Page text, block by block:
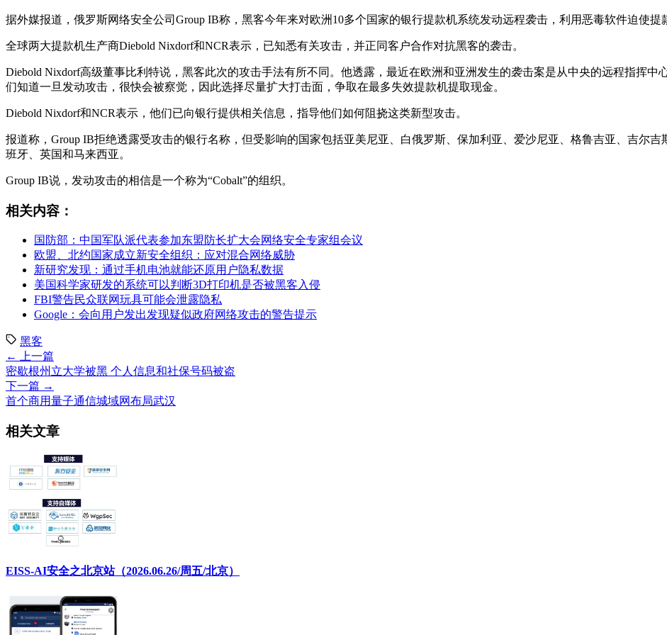
据外媒报道，俄罗斯网络安全公司Group IB称，黑客今年来对欧洲10多个国家的银行提款机系统发动远程袭击，利用恶毒软件迫使提
全球两大提款机生产商Diebold Nixdorf和NCR表示，已知悉有关攻击，并正同客户合作对抗黑客的袭击。
Diebold Nixdorf高级董事比利特说，黑客此次的攻击手法有所不同。他透露，最近在欧洲和亚洲发生的袭击案是从中央的远程指挥
们知道一旦发动攻击，很快会被察觉，因此选择尽量扩大打击面，争取在最多失效提款机提取现金。
Diebold Nixdorf和NCR表示，他们已向银行提供相关信息，指导他们如何阻挠这类新型攻击。
报道称，Group IB拒绝透露受攻击的银行名称，但受影响的国家包括亚美尼亚、白俄罗斯、保加利亚、爱沙尼亚、格鲁吉亚、吉尔
班牙、英国和马来西亚。
Group IB说，发动攻击的相信是一个称为“Cobalt”的组织。
相关内容：
国防部：中国军队派代表参加东盟防长扩大会网络安全专家组会议
欧盟、北约国家成立新安全组织：应对混合网络威胁
新研究发现：通过手机电池就能还原用户隐私数据
美国科学家研发的系统可以判断3D打印机是否被黑客入侵
FBI警告民众联网玩具可能会泄露隐私
Google：会向用户发出发现疑似政府网络攻击的警告提示
黑客
← 上一篇
密歇根州立大学被黑 个人信息和社保号码被盗
下一篇 →
首个商用量子通信城域网布局武汉
相关文章
EISS-AI安全之北京站（2026.06.26/周五/北京）